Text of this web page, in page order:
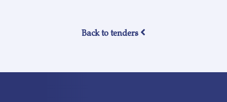
Back to tenders